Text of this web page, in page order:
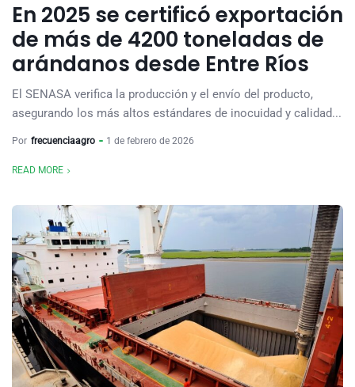
En 2025 se certificó exportación
de más de 4200 toneladas de
arándanos desde Entre Ríos
El SENASA verifica la producción y el envío del producto,
asegurando los más altos estándares de inocuidad y calidad...
Por frecuenciaagro 1 de febrero de 2026
READ MORE